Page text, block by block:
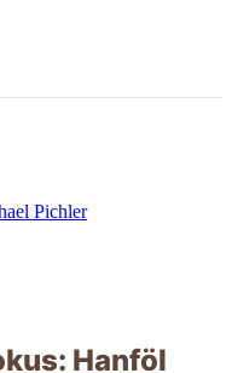
Pichler
Hanföl